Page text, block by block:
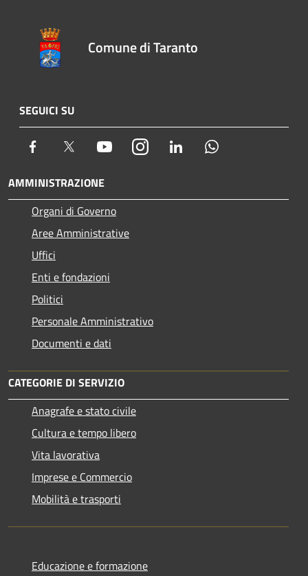
Comune di Taranto
SEGUICI SU
Facebook Twitter YoutubeInstagram LinkedIn
AMMINISTRAZIONE
Organi di Governo
Aree Amministrative
Uffici
Enti e fondazioni
Politici
Personale Amministrativo
Documenti e dati
CATEGORIE DI SERVIZIO
Anagrafe e stato civile
Cultura e tempo libero
Vita lavorativa
Imprese e Commercio
Mobilità e trasporti
Educazione e formazione